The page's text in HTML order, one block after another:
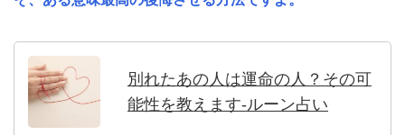
別れたあの人は運命の人？その可
能性を教えます-ルーン占い